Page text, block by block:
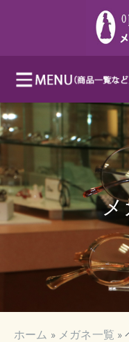
メ
ホーム » メガネ一覧 »